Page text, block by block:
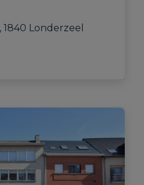
1840 Londerzeel